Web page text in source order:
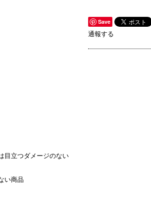
目立つダメージのない
い商品
Save
通報する